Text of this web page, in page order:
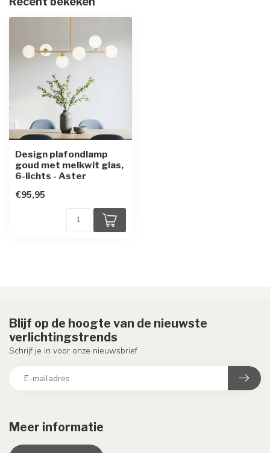
Design plafondlamp
goud met melkwit glas,
6-lichts - Aster
€95,95
Meer informatie
Blijf op de hoogte van de nieuwste
verlichtingstrends
Schrijf je in voor onze nieuwsbrief.